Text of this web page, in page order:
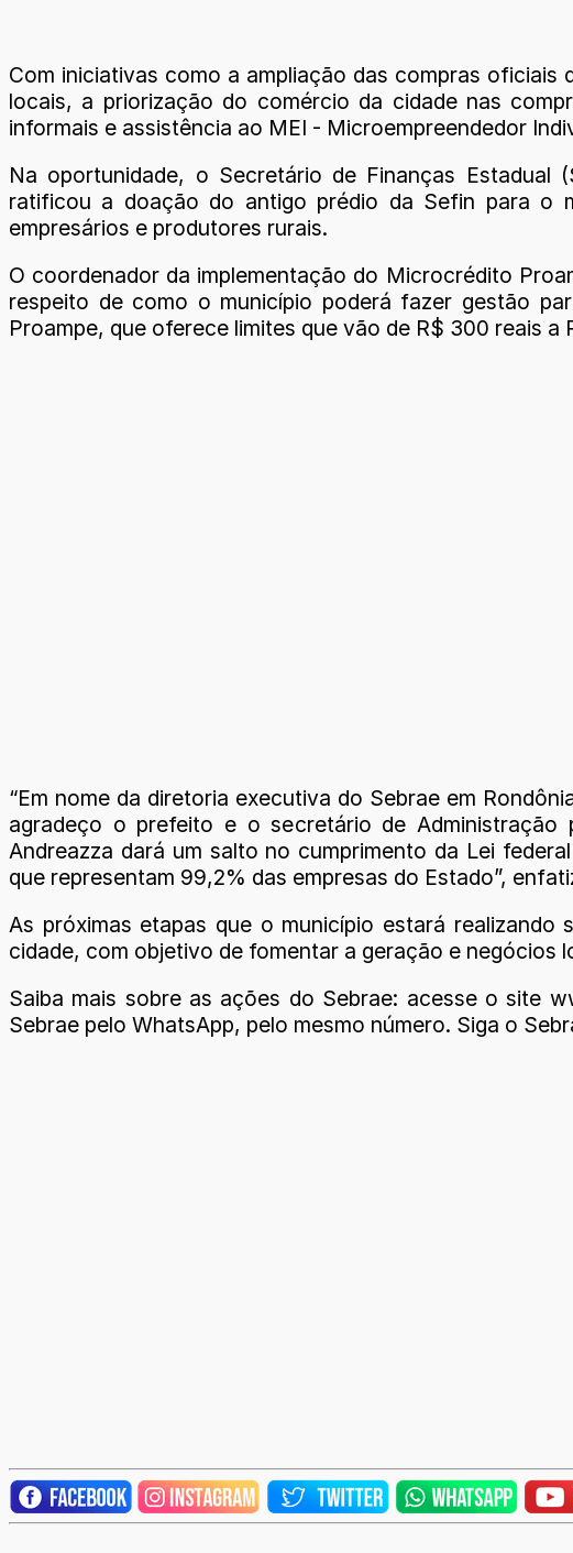
Com iniciativas como a ampliação das compras
locais, a priorização do comércio da cidade nas
informais e assistência ao MEI - Microempreendedor
Na oportunidade, o Secretário de Finanças Estadual
ratificou a doação do antigo prédio da Sefin para o
empresários e produtores rurais.
O coordenador da implementação do Microcrédito
respeito de como o município poderá fazer gestão
Proampe, que oferece limites que vão de R$ 300 reais a
“Em nome da diretoria executiva do Sebrae em
agradeço o prefeito e o secretário de
Andreazza dará um salto no cumprimento da Lei
que representam 99,2% das empresas do Estado”,
As próximas etapas que o município estará
cidade, com objetivo de fomentar a geração e
Saiba mais sobre as ações do Sebrae: acesse o site
Sebrae pelo WhatsApp, pelo mesmo número. Siga o